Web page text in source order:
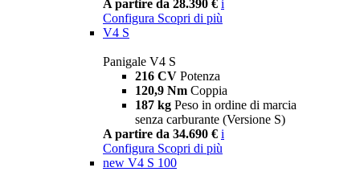
A partire da 28.390 € i
Configura Scopri di più
V4 S
Panigale V4 S
216 CV Potenza
120,9 Nm Coppia
187 kg Peso in ordine di marcia
senza carburante (Versione S)
A partire da 34.690 € i
Configura Scopri di più
new V4 S 100